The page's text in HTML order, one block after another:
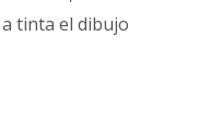
tinta el dibujo